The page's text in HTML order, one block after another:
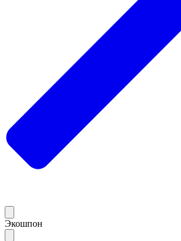
Экошпон